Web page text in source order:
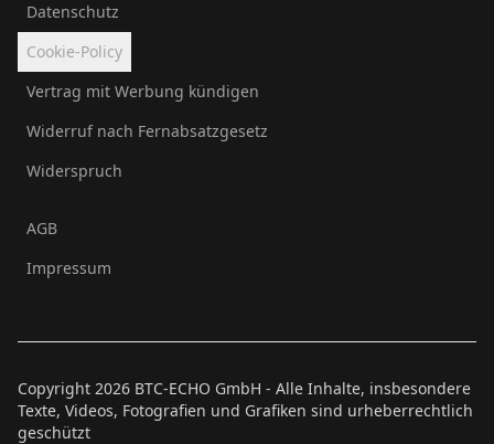
Datenschutz
Cookie-Policy
Vertrag mit Werbung kündigen
Widerruf nach Fernabsatzgesetz
Widerspruch
AGB
Impressum
Copyright 2026 BTC-ECHO GmbH - Alle Inhalte, insbesondere
Texte, Videos, Fotografien und Grafiken sind urheberrechtlich
geschützt